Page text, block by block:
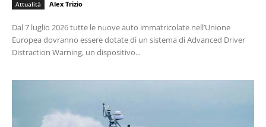
Attualità Alex Trizio
Dal 7 luglio 2026 tutte le nuove auto immatricolate nell’Unione
Europea dovranno essere dotate di un sistema di Advanced Driver
Distraction Warning, un dispositivo...